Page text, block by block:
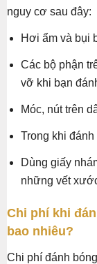
nguy cơ sau đây:
Hơi ẩm và bụi
Các bộ phận
vỡ khi bạn
Móc, nút trên
Trong khi
Dùng giấy
những vết
Chi phí khi
bao nhiêu?
Chi phí đánh